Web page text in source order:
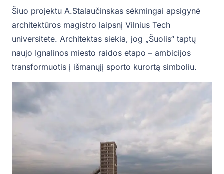
Šiuo projektu A.Stalaučinskas sėkmingai apsigynė
architektūros magistro laipsnį Vilnius Tech
universitete. Architektas siekia, jog „Šuolis“ taptų
naujo Ignalinos miesto raidos etapo – ambicijos
transformuotis į išmanųjį sporto kurortą simboliu.